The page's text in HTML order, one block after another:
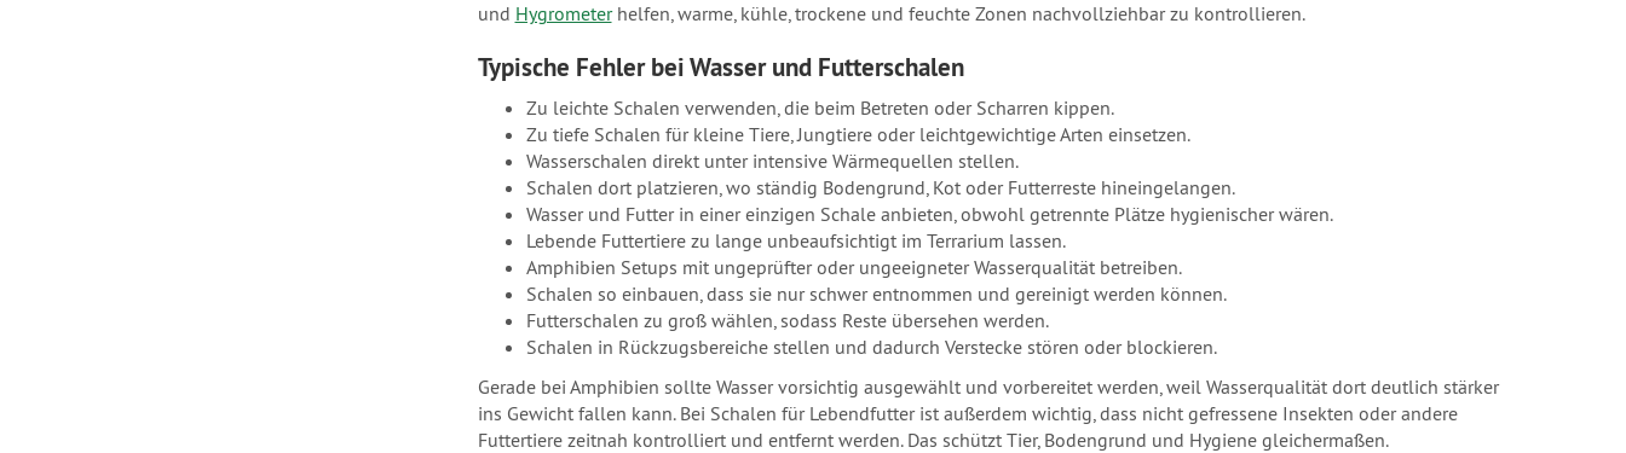
und Hygrometerhelfen, warme, kühle, trockene und feuchte Zonen nachvollziehbar zu kontrollieren.
Typische Fehler bei Wasser und Futterschalen
Zu leichte Schalen verwenden, die beim Betreten oder Scharren kippen.
Zu tiefe Schalen für kleine Tiere, Jungtiere oder leichtgewichtige Arten einsetzen.
Wasserschalen direkt unter intensive Wärmequellen stellen.
Schalen dort platzieren, wo ständig Bodengrund, Kot oder Futterreste hineingelangen.
Wasser und Futter in einer einzigen Schale anbieten, obwohl getrennte Plätze hygienischer wären.
Lebende Futtertiere zu lange unbeaufsichtigt im Terrarium lassen.
Amphibien Setups mit ungeprüfter oder ungeeigneter Wasserqualität betreiben.
Schalen so einbauen, dass sie nur schwer entnommen und gereinigt werden können.
Futterschalen zu groß wählen, sodass Reste übersehen werden.
Schalen in Rückzugsbereiche stellen und dadurch Verstecke stören oder blockieren.
Gerade bei Amphibien sollte Wasser vorsichtig ausgewählt und vorbereitet werden, weil Wasserqualität dort deutlich stärker
ins Gewicht fallen kann. Bei Schalen für Lebendfutter ist außerdem wichtig, dass nicht gefressene Insekten oder andere
Futtertiere zeitnah kontrolliert und entfernt werden. Das schützt Tier, Bodengrund und Hygiene gleichermaßen.